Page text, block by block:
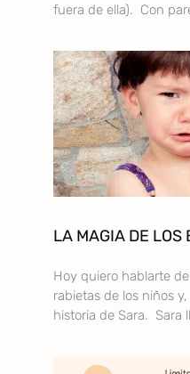
fuera de ella). Con
LA MAGIA DE LOS
Hoy quiero hablarte
rabietas de los niños
historia de Sara. Sara